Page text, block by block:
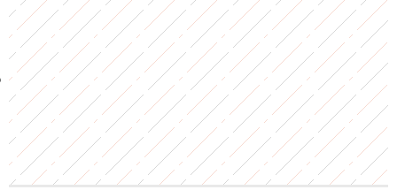
DISKUTÉRA NA RADIOTV
STARŠÍCH DISKUZÍ